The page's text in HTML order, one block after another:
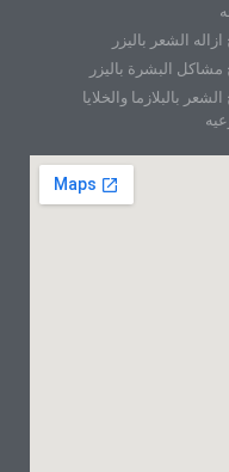
ازاله الشعر باليزر
مشاكل البشرة باليزر
بالبلازما والخلايا